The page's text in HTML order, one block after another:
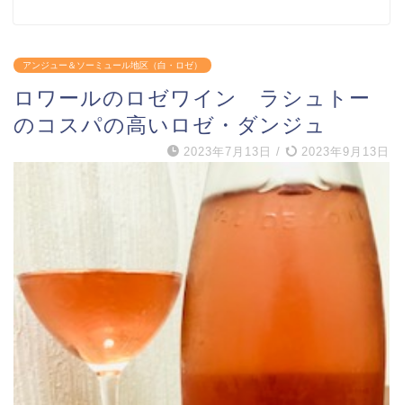
アンジュー＆ソーミュール地区（白・ロゼ）
ロワールのロゼワイン ラシュトー
のコスパの高いロゼ・ダンジュ
2023年7月13日 / 2023年9月13日